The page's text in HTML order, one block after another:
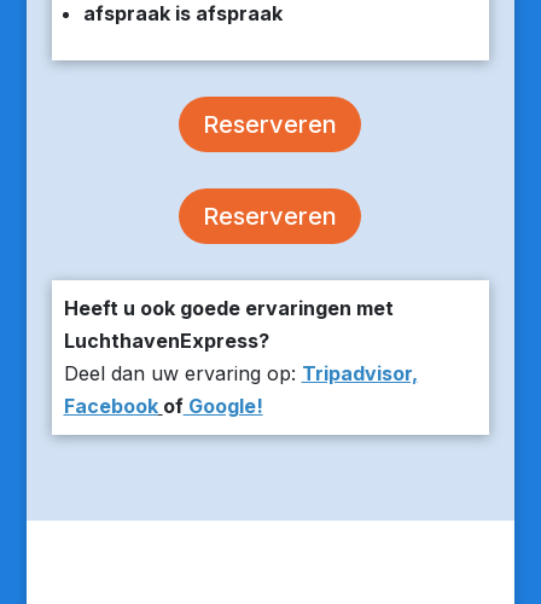
afspraak is afspraak
Reserveren
Reserveren
Heeft u ook goede ervaringen met
LuchthavenExpress?
Deel dan uw ervaring op: Tripadvisor,
Facebook ofGoogle!